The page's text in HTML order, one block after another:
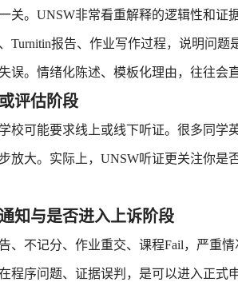
。UNSW非常看重解释的逻辑性和证
Turnitin报告、作业写作过程，说明问题
误。情绪化陈述、模板化理由，往往会
评估阶段
可能要求线上或线下听证。很多同学
放大。实际上，UNSW听证更关注你是
与是否进入上诉阶段
不记分、作业重交、课程Fail，严重情
程序问题、证据误判，是可以进入正式